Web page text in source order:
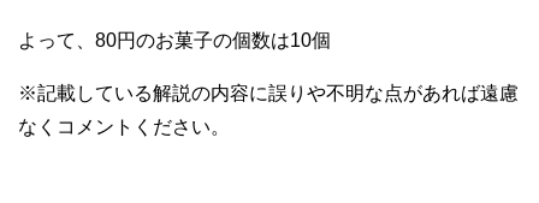
よって、80円のお菓子の個数は10個
※記載している解説の内容に誤りや不明な点があれば遠慮
なくコメントください。